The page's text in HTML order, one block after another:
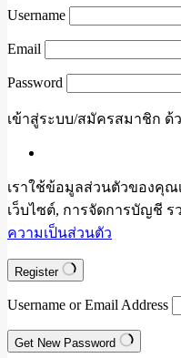
Username
Email
Password
เข้าสู่ระบบ/สมัครสมาชิก ด้ว
เราใช้ข้อมูลส่วนตัวของคุ
เว็บไซต์, การจัดการบัญชี
ความเป็นส่วนตัว
Register
Username or Email Address
Get New Password